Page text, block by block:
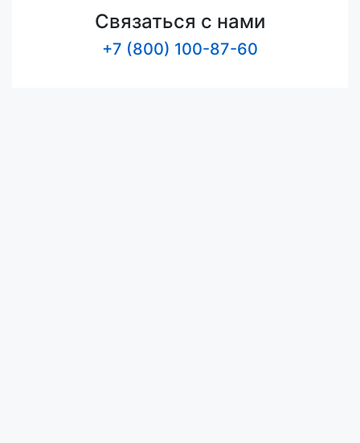
Связаться с нами
+7 (800) 100-87-60